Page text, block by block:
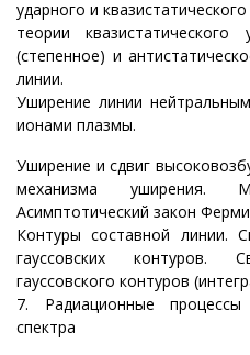
ударного и
теории квазистатического
(степенное) и
линии.
Уширение линии
ионами плазмы.
Уширение и сдвиг
механизма уширения.
Асимптотический закон
Контуры составной линии.
гауссовских контуров.
гауссовского контуров
7. Радиационные
спектра